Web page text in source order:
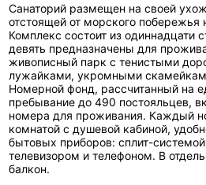
Санаторий размещен на своей
отстоящей от морского побережья
Комплекс состоит из одиннадцати
девять предназначены для
живописный парк с тенистыми
лужайками, укромными
Номерной фонд, рассчитанный на
пребывание до 490 постояльцев,
номера для проживания. Каждый
комнатой с душевой кабиной,
бытовых приборов: сплит-
телевизором и телефоном. В
балкон.